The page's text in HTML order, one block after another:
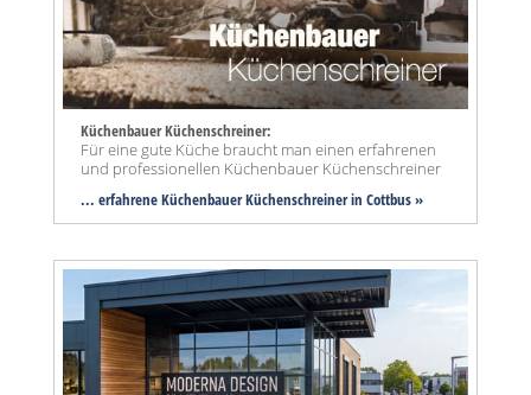
Küchenbauer Küchenschreiner:
Für eine gute Küche braucht man einen erfahrenen
und professionellen Küchenbauer Küchenschreiner
... erfahrene Küchenbauer Küchenschreiner in Cottbus »